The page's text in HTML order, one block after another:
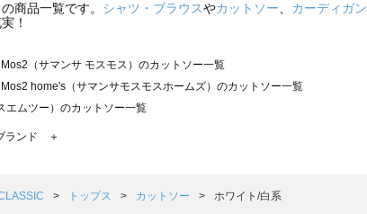
の商品一覧です。 シャツ・ブラウスやカットソー カーディガン
！
（サマンサ モスモス）のカットソー一覧
home's（サマンサモスモスホームズ）のカットソー一覧
エムツー）のカットソー一覧
by Samansa Mos2（ツハルバイサマンサモスモス）のカットソー一覧
Lagom（サマンサモスモス ラーゴム）のカットソー一覧
ランド ＋
トップス カットソー ホワイト/白系